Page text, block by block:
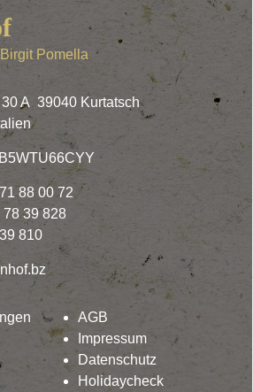
Pomella
A 39040 Kurtatsch
88 00 72
78 39 828
810
AGB
Impressum
Datenschutz
Holidaycheck